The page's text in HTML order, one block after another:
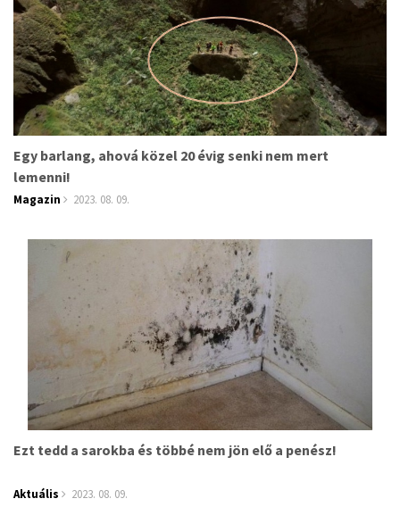
Egy barlang, ahová közel 20 évig senki nem mert
lemenni!
Magazin 2023. 08. 09.
Ezt tedd a sarokba és többé nem jön elő a penész!
Aktuális 2023. 08. 09.